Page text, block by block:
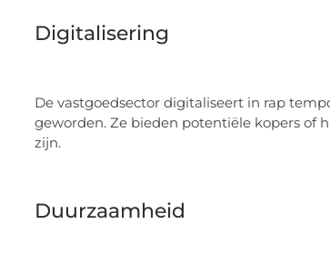
Digitalisering
De vastgoedsector digitaliseert in rap
geworden. Ze bieden potentiële kopers of
zijn.
Duurzaamheid